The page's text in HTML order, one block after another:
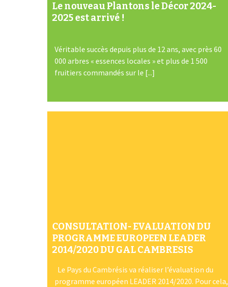
Le nouveau Plantons le Décor 2024-
2025 est arrivé !
Véritable succès depuis plus de 12 ans, avec près 60
000 arbres « essences locales » et plus de 1 500
fruitiers commandés sur le [...]
CONSULTATION- EVALUATION DU
PROGRAMME EUROPEEN LEADER
2014/2020 DU GAL CAMBRESIS
Le Pays du Cambrésis va réaliser l’évaluation du
programme européen LEADER 2014/2020. Pour cela,